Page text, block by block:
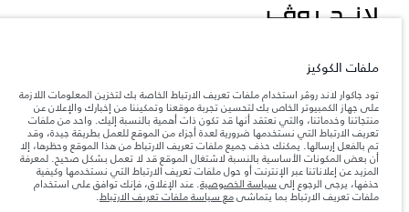
لبنان, المانا أوتوموتيف
تعكس الأوزان المذكورة مواصفات السيارة القياسية. سوف تؤثر الإكسسوارات وغيرها من
العناصر المثبتة بعد نقطة التصنيع في الحمولة. تأكد من عدم تجاوز الوزن الإجمالي للسيارة
والحد الأقصى لأحمال المحور عند تحميل السيارة بالإكسسوارات والركاب والسوائل والوقود
والحمولة.
المعلومات والمواصفات والأسعار والألوان المذكورة على هذا الموقع قد تختلف من بلد إلى
آخر، كما أنّها قد تتغير بدون إشعار مسبق. الرجاء التواصل مع وكيلنا المحلي للتأكد من توفّرها
والتحقق من الأسعار.
ملفات الكوكيز
تود جاكوار لاند روڤر استخدام ملفات تعريف الارتباط الخاصة بك لتخزين المعلومات اللازمة
على جهاز الكمبيوتر الخاص بك لتحسين تجربة موقعنا وتمكيننا من إخبارك والإعلان عن
منتجاتنا وخدماتنا، والتي نعتقد أنها قد تكون ذات أهمية بالنسبة إليك. واحد من ملفات
تعريف الارتباط التي نستخدمها ضرورية لعدة أجزاء من الموقع للعمل بطريقة جيدة، وقد
تم بالفعل إرسالها. يمكنك حذف جميع ملفات تعريف الارتباط من هذا الموقع وحظرها، إلا
أن بعض المكونات الأساسية بالنسبة لاشتغال الموقع قد لا تعمل بشكل صحيح. لمعرفة
المزيد عن إعلاناتنا عبر الإنترنت أو حول ملفات تعريف الارتباط التي نستخدمها وكيفية
حذفها، يرجى الرجوع إلى سياسة الخصوصية. عند الإغلاق، فإنك توافق على استخدام
ملفات تعريف الارتباط بما يتماشىمع سياسة ملفات تعريف الارتباط.